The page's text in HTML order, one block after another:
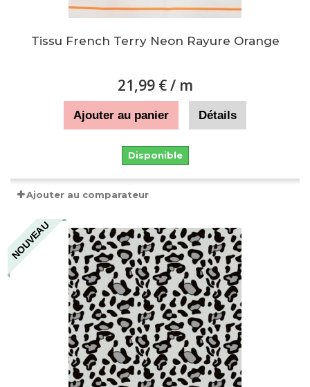
Tissu French Terry Neon Rayure Orange
21,99 €/ m
Ajouter au panier Détails
Disponible
Ajouter au comparateur
NOUVEAU